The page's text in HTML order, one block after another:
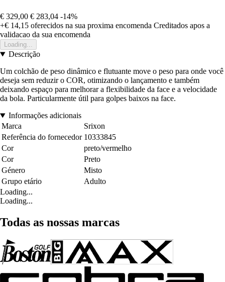
€ 329,00 € 283,04 -14%
+€ 14,15 oferecidos na sua proxima encomenda Creditados apos a
validacao da sua encomenda
Loading...
Descrição
Um colchão de peso dinâmico e flutuante move o peso para onde você
deseja sem reduzir o COR, otimizando o lançamento e também
deixando espaço para melhorar a flexibilidade da face e a velocidade
da bola. Particularmente útil para golpes baixos na face.
Informações adicionais
Marca
Srixon
Referência do fornecedor 10333845
Cor
preto/vermelho
Cor
Preto
Género
Misto
Grupo etário
Adulto
Loading...
Loading...
Todas as nossas marcas